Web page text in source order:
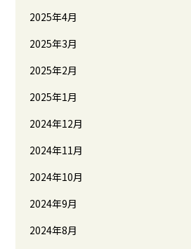
2025年4月
2025年3月
2025年2月
2025年1月
2024年12月
2024年11月
2024年10月
2024年9月
2024年8月